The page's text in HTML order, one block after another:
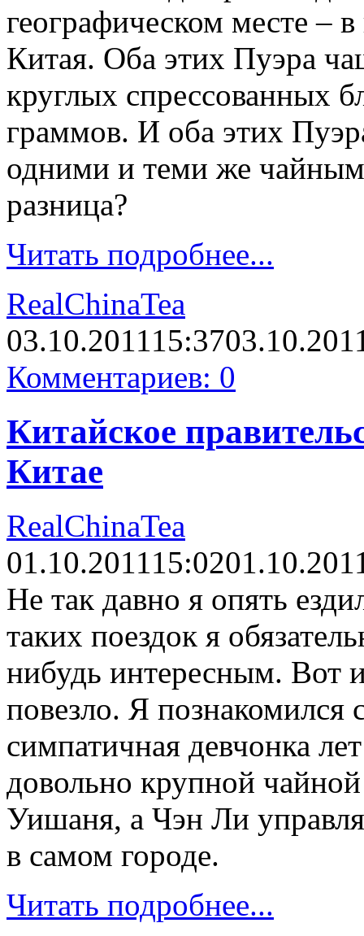
географическом месте –
Китая. Оба этих Пуэра
круглых спрессованных
граммов. И оба этих
одними и теми же
разница?
Читать подробнее...
RealChinaTea
03.10.201115:37
Комментариев: 0
Китайское
Китае
RealChinaTea
01.10.201115:02
Не так давно я опять
таких поездок я
нибудь интересным. Вот
повезло. Я
симпатичная девчонка
довольно крупной
Уишаня, а Чэн Ли
в самом городе.
Читать подробнее...